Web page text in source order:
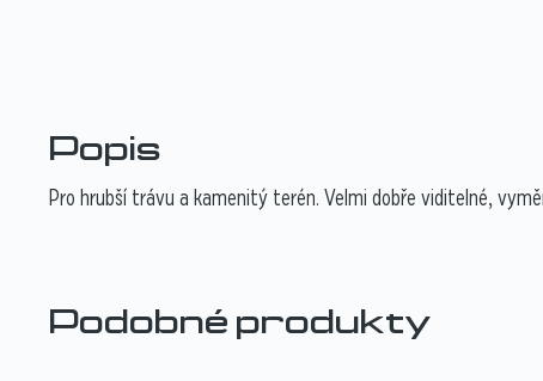
Popis
Pro hrubší trávu a kamenitý terén. Velmi dobře viditelné,
Podobné produkty